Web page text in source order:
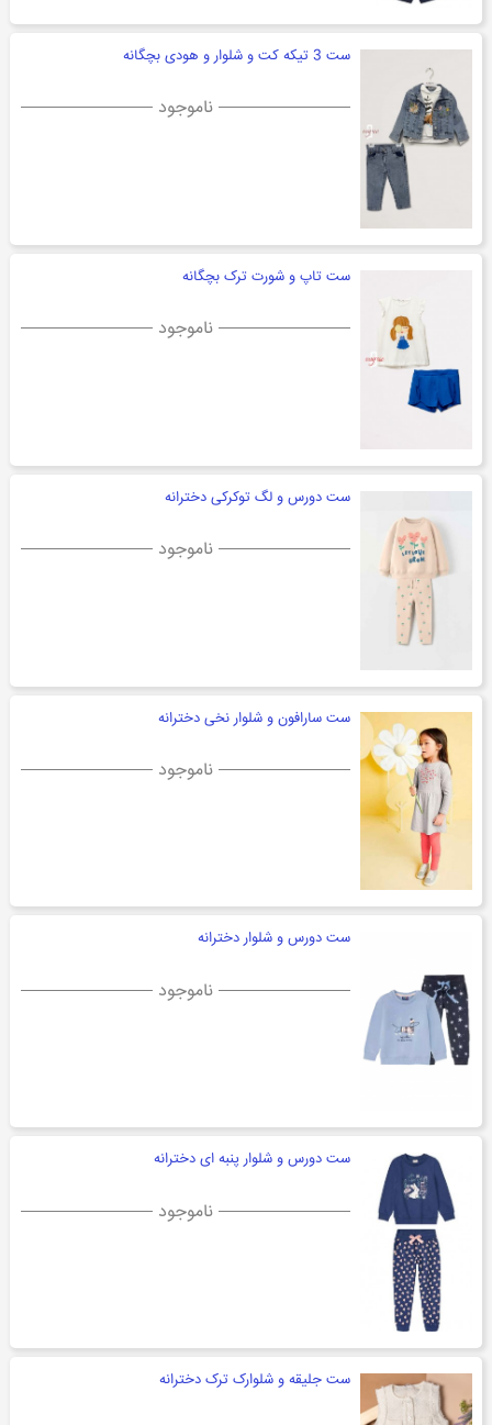
ست 3 تیکه کت و شلوار و هودی بچگانه
ناموجود
ست تاپ و شورت ترک بچگانه
ناموجود
ست دورس و لگ توکرکی دخترانه
ناموجود
ست سارافون و شلوار نخی دخترانه
ناموجود
ست دورس و شلوار دخترانه
ناموجود
ست دورس و شلوار پنبه ای دخترانه
ناموجود
ست جلیقه و شلوارک ترک دخترانه